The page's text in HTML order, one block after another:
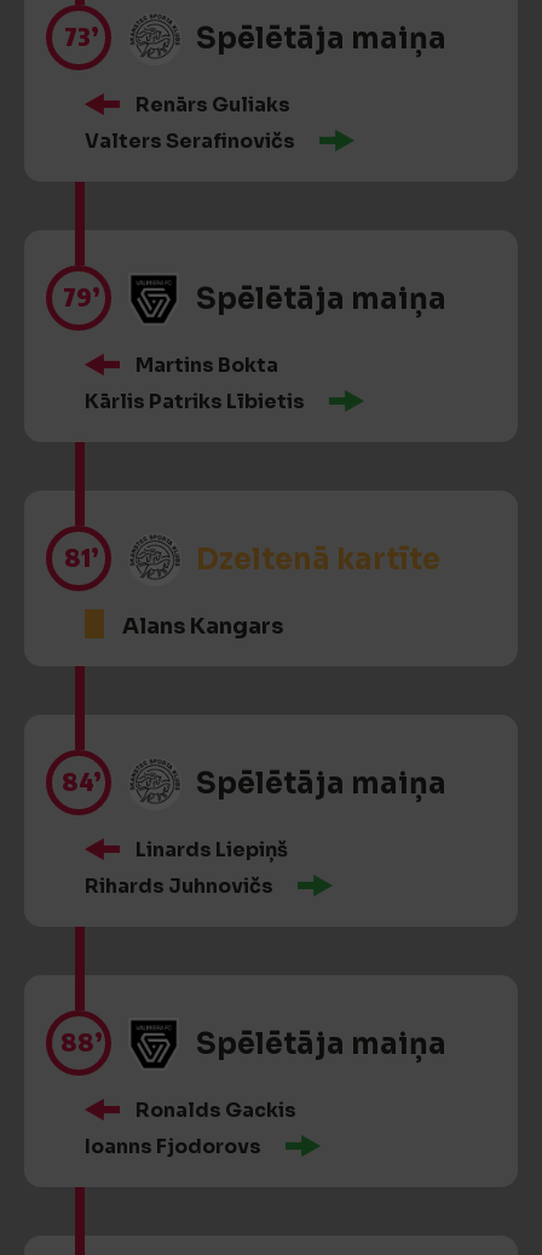
73’ Spēlētāja maiņa
Renārs Guliaks
Valters Serafinovičs
79’ Spēlētāja maiņa
Martins Bokta
Kārlis Patriks Lībietis
81’ Dzeltenā kartīte
Alans Kangars
84’ Spēlētāja maiņa
Linards Liepiņš
Rihards Juhnovičs
88’ Spēlētāja maiņa
Ronalds Gackis
Ioanns Fjodorovs